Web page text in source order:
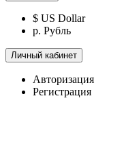
$ US Dollar
р. Рубль
Личный кабинет
Авторизация
Регистрация